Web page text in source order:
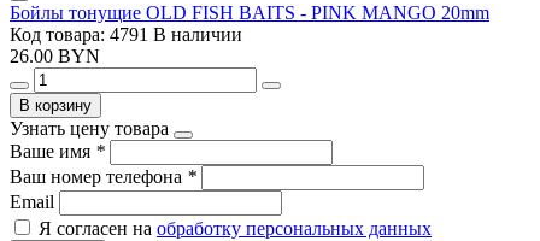
Бойлы тонущие OLD FISH BAITS - PINK MANGO 20mm
Код товара: 4791 В наличии
26.00 BYN
В корзину
Узнать цену товара
Ваше имя *
Ваш номер телефона *
Email
Я согласен на обработку персональных данных